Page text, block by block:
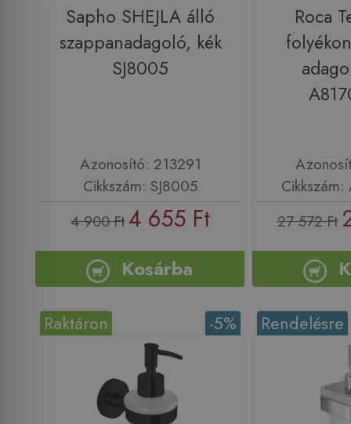
Sapho SHEJLA álló
szappanadagoló, kék
SJ8005
Azonosító: 213291
Cikkszám: SJ8005
4 900 Ft4 655 Ft
Kosárba
Roca
27 572 Ft
-5%
Raktáron Rendelésre